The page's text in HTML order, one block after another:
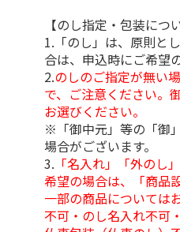
【のし指定・包装につ
1.「のし」は、原則と
合は、申込時にご希望
2.のしのご指定が無い
で、ご注意ください。
お選びください。
※「御中元」等の「御
場合がございます。
3. 「名入れ」「外のし
希望の場合は、「商品
一部の商品については
不可・のし名入れ不可